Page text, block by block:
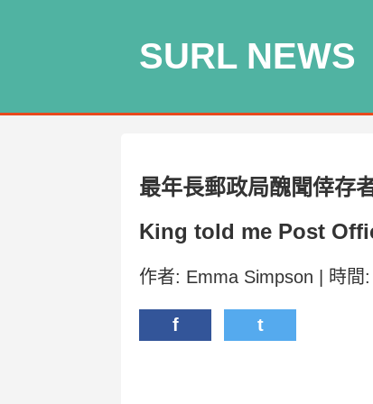
SURL NEWS
最年長郵政局醜聞倖存
King told me Post
作者: Emma Simpson | 時
f t